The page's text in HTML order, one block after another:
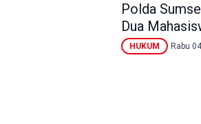
Polda
Dua
HUKUM Rabu